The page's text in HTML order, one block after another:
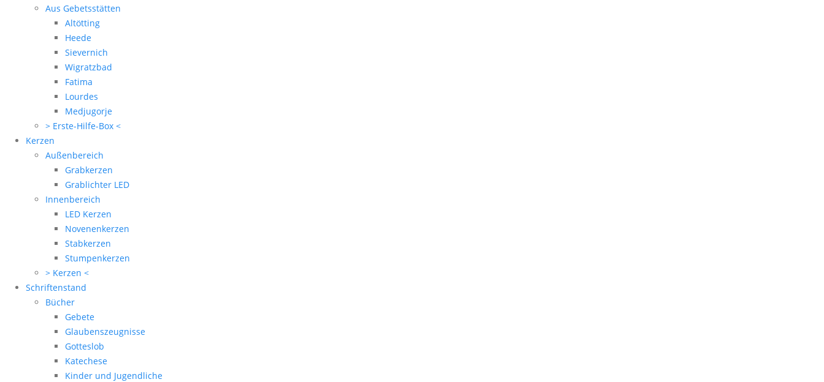
Aus Gebetsstätten
Altötting
Heede
Sievernich
Wigratzbad
Fatima
Lourdes
Medjugorje
> Erste-Hilfe-Box <
Kerzen
Außenbereich
Grabkerzen
Grablichter LED
Innenbereich
LED Kerzen
Novenenkerzen
Stabkerzen
Stumpenkerzen
> Kerzen <
Schriftenstand
Bücher
Gebete
Glaubenszeugnisse
Gotteslob
Katechese
Kinder und Jugendliche